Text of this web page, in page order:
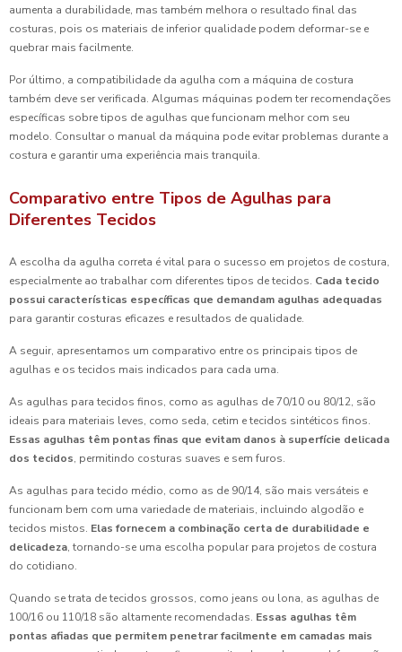
aumenta a durabilidade, mas também melhora o resultado final das
costuras, pois os materiais de inferior qualidade podem deformar-se e
quebrar mais facilmente.
Por último, a compatibilidade da agulha com a máquina de costura
também deve ser verificada. Algumas máquinas podem ter recomendações
específicas sobre tipos de agulhas que funcionam melhor com seu
modelo. Consultar o manual da máquina pode evitar problemas durante a
costura e garantir uma experiência mais tranquila.
Comparativo entre Tipos de Agulhas para
Diferentes Tecidos
A escolha da agulha correta é vital para o sucesso em projetos de costura,
especialmente ao trabalhar com diferentes tipos de tecidos. Cada tecido
possui características específicas que demandam agulhas adequadas
para garantir costuras eficazes e resultados de qualidade.
A seguir, apresentamos um comparativo entre os principais tipos de
agulhas e os tecidos mais indicados para cada uma.
As agulhas para tecidos finos, como as agulhas de 70/10 ou 80/12, são
ideais para materiais leves, como seda, cetim e tecidos sintéticos finos.
Essas agulhas têm pontas finas que evitam danos à superfície delicada
dos tecidos, permitindo costuras suaves e sem furos.
As agulhas para tecido médio, como as de 90/14, são mais versáteis e
funcionam bem com uma variedade de materiais, incluindo algodão e
tecidos mistos. Elas fornecem a combinação certa de durabilidade e
delicadeza, tornando-se uma escolha popular para projetos de costura
do cotidiano.
Quando se trata de tecidos grossos, como jeans ou lona, as agulhas de
100/16 ou 110/18 são altamente recomendadas. Essas agulhas têm
pontas afiadas que permitem penetrar facilmente em camadas mais